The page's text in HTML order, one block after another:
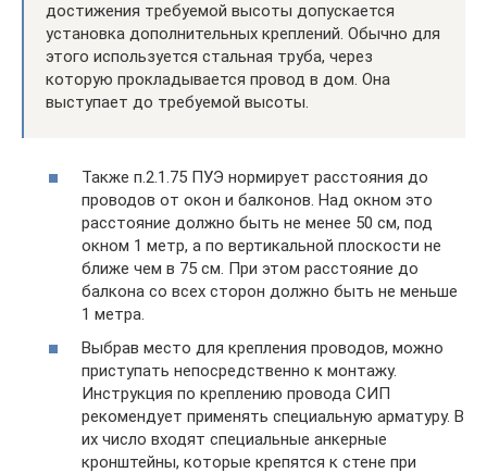
достижения требуемой высоты допускается
установка дополнительных креплений. Обычно для
этого используется стальная труба, через
которую прокладывается провод в дом. Она
выступает до требуемой высоты.
Также п.2.1.75 ПУЭ нормирует расстояния до
проводов от окон и балконов. Над окном это
расстояние должно быть не менее 50 см, под
окном 1 метр, а по вертикальной плоскости не
ближе чем в 75 см. При этом расстояние до
балкона со всех сторон должно быть не меньше
1 метра.
Выбрав место для крепления проводов, можно
приступать непосредственно к монтажу.
Инструкция по креплению провода СИП
рекомендует применять специальную арматуру. В
их число входят специальные анкерные
кронштейны, которые крепятся к стене при